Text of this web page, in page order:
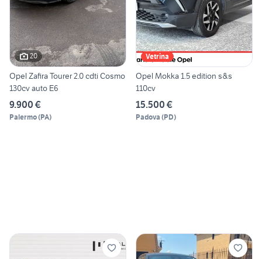
20
Opel Zafira Tourer 2.0 cdti Cosmo
130cv auto E6
9.900 €
Palermo(PA)
Vetrina
Opel Mokka 1.5 edition s&s
110cv
15.500 €
Padova (PD)